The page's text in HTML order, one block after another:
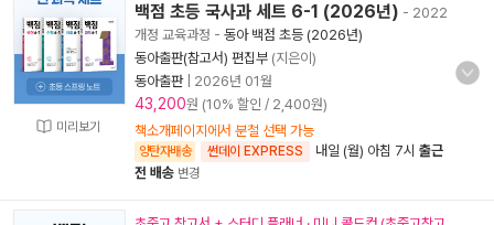
미리보기
백점 초등 국사과 세트 6-1 (2026년) - 2022
개정 교육과정 - 동아 백점 초등 (2026년)
동아출판(참고서) 편집부 (지은이)
동아출판| 2026년 01월
43,200원 (10% 할인 / 2,400원)
책소개페이지에서 분철 선택 가능
양탄자배송 썬데이 EXPRESS 내일 (월) 아침 7시 출근
전 배송 변경